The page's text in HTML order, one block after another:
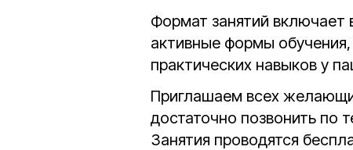
Формат занятий
активные формы
практических навыков у
Приглашаем всех
достаточно позвонить по
Занятия проводятся